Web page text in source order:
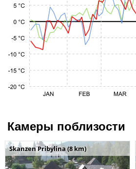
Камеры поблизости
Skanzen Pribylina (8 km)